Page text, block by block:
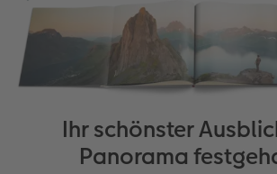
Ihr schönster
Panorama